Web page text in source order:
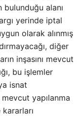
bulunduğu alanı
yerinde iptal
olarak alınmış
diğer
inşasını mevcut
bu işlemler
isnat
yapılanma